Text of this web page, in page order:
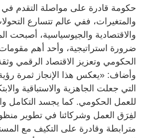
حكومة قادرة على مواصلة التقدم
والمتغيرات، ففي عالم تتسارع
والاقتصادية والجيوسياسية، أصبحت
ضرورة استراتيجية، وأحد أهم مقومات
الحكومي وتعزيز الاقتصاد الرقمي
وأضاف: «يعكس هذا الإنجاز ثمرة رؤية
التي جعلت الجاهزية والاستباقية
للعمل الحكومي. كما يجسد التكامل
لفِرَق العمل وشركائنا في تطوير
مترابطة وقادرة على التكيف مع